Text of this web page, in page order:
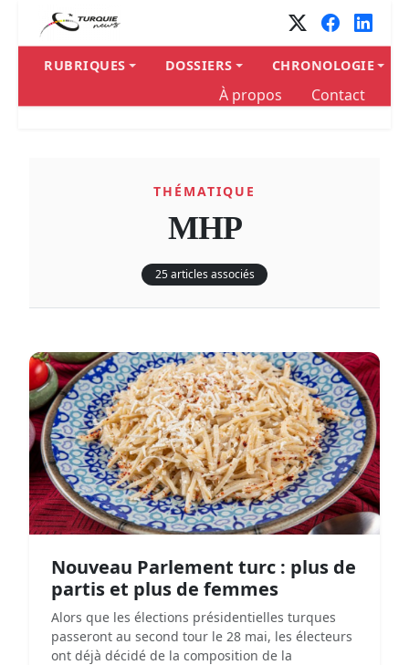
Panneau de gestion des cookies
RUBRIQUES DOSSIERS CHRONOLOGIE
À propos Contact
THÉMATIQUE
MHP
25 articles associés
Nouveau Parlement turc : plus de
partis et plus de femmes
Alors que les élections présidentielles turques
passeront au second tour le 28 mai, les électeurs
ont déjà décidé de la composition de la